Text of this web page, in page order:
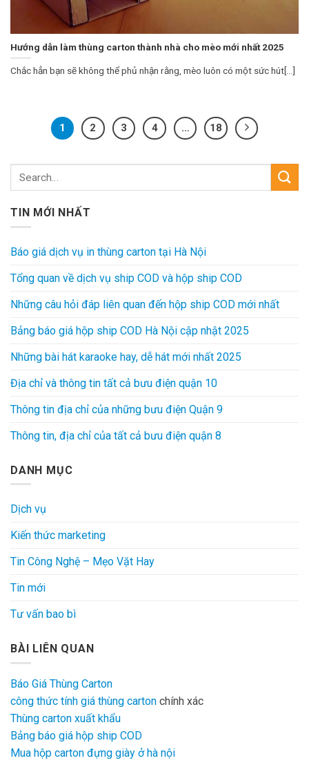
Hướng dẫn làm thùng carton thành nhà cho mèo mới nhất 2025
Chắc hẳn bạn sẽ không thể phủ nhận rằng, mèo luôn có một sức hút[...]
1 2 3 4 … 18
TIN MỚI NHẤT
Báo giá dịch vụ in thùng carton tại Hà Nội
Tổng quan về dịch vụ ship COD và hộp ship COD
Những câu hỏi đáp liên quan đến hộp ship COD mới nhất
Bảng báo giá hộp ship COD Hà Nội cập nhật 2025
Những bài hát karaoke hay, dễ hát mới nhất 2025
Địa chỉ và thông tin tất cả bưu điện quận 10
Thông tin địa chỉ của những bưu điện Quận 9
Thông tin, địa chỉ của tất cả bưu điện quận 8
DANH MỤC
Dịch vụ
Kiến thức marketing
Tin Công Nghệ – Mẹo Vặt Hay
Tin mới
Tư vấn bao bì
BÀI LIÊN QUAN
Báo Giá Thùng Carton
công thức tính giá thùng carton chính xác
Thùng carton xuất khẩu
Bảng báo giá hộp ship COD
Mua hộp carton đựng giày ở hà nội